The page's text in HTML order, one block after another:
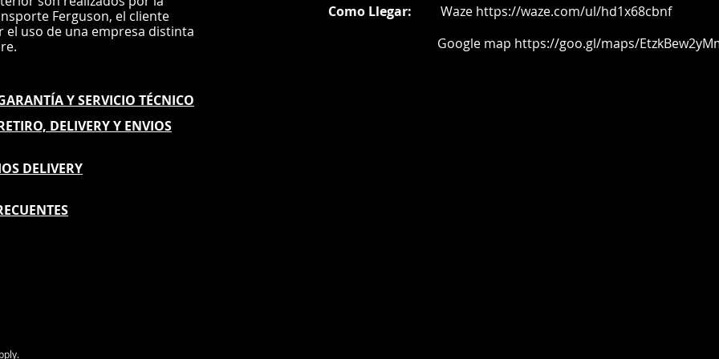
Ferguson, el cliente
el uso de una empresa distinta
Y SERVICIO TÉCNICO
DELIVERY Y ENVIOS
DELIVERY
Como Llegar: Waze https://waze.com/ul/hd1x68cbnf
Google map https://goo.gl/maps/